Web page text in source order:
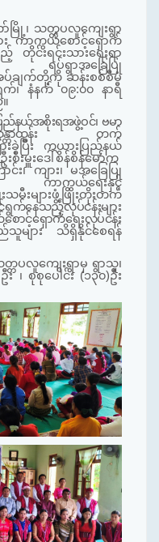
ြို့၊ သတ္တပလူကျေးရွာ
း ကာကွယ်စောင့်ရှောက်
တိုင်းရင်းသားရေးရာ
ပ်ရွာအခြေပြု
ပ်ချက်တို့ကို ဆန်းစစ်စီမံ
၊ နံနက် ၀၉:၀၀ နာရီ
နယ်အစိုးရအဖွဲ့ဝင်၊ ဗမာ
ါ်ခင်သန္တာထွန်း တက်
းခဲ့ပြီး ကယားပြည်နယ်
မှူးဒေါ်စိန်စိန်မော်က
း၊ ကျား၊ မအခြေပြု
ကာကွယ်ရေးနှင့်
းများဖွံ့ဖြိုးတိုးတက်
ရွက်နေသည့်လုပ်ငန်းများ
ာင့်ရှောက်ရေးလုပ်ငန်း
သူများ သိရှိနိုင်စေရန်
လူကျေးရွာမှ ရွာသူ၊
၊ စုစုပေါင်း (၁၃၀)ဦး